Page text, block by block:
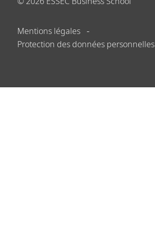
Mentions légales
Protection des données personnelles